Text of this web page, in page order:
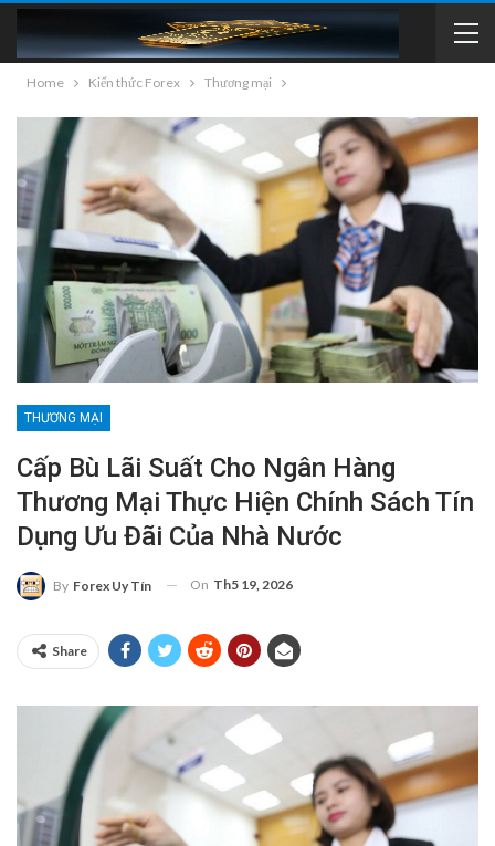
Home Kiến thức Forex Thương mại
THƯƠNG MẠI
Cấp Bù Lãi Suất Cho Ngân Hàng
Thương Mại Thực Hiện Chính Sách Tín
Dụng Ưu Đãi Của Nhà Nước
By Forex Uy Tín On Th5 19, 2026
Share